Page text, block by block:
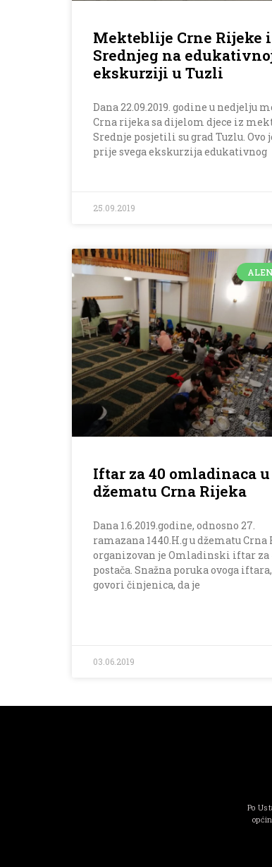
Mekteblije Crne Rijeke i
Srednjeg na
ekskurziji u Tuzli
Dana 22.09.2019. godine u nedjelju
Crna rijeka sa dijelom djece iz
Srednje posjetili su grad Tuzlu. Ovo
prije svega ekskurzija edukativnog
25.09.2019
Iftar za 40 omladinaca u
džematu Crna Rijeka
Dana 1.6.2019.godine, odnosno 27.
ramazana 1440.H.g u džematu Crna
organizovan je Omladinski iftar za
postača. Snažna poruka ovoga iftara,
govori činjenica, da je
03.06.2019
Po